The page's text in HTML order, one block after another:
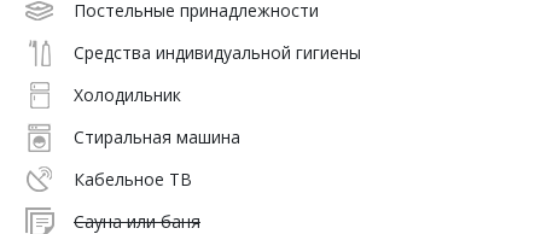
Постельные принадлежности
Средства индивидуальной гигиены
Холодильник
Стиральная машина
Кабельное ТВ
Сауна или баня